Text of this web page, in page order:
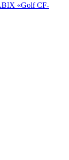
«Golf CF-